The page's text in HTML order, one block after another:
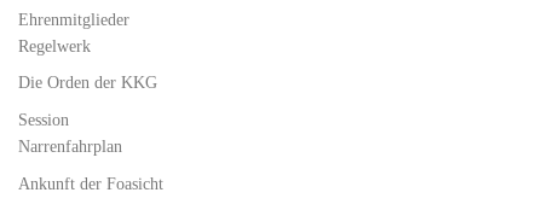
Ehrenmitglieder
Regelwerk
Die Orden der KKG
Session
Narrenfahrplan
Ankunft der Foasicht